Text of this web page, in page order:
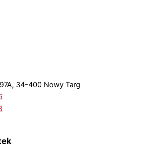
34-400 Nowy Targ